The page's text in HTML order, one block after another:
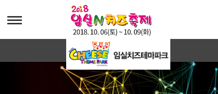
아모르파티